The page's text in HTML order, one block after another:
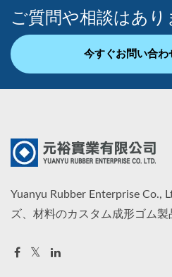
ご質問や相談はあり
今すぐお問い合わ
Yuanyu Rubber Enterprise Co.,
ズ、材料のカスタム成形ゴム製